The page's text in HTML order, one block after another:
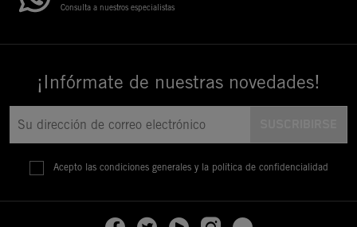
Consulta a nuestros especialistas
¡Infórmate de nuestras novedades!
Acepto las condiciones generales y la política de confidencialidad